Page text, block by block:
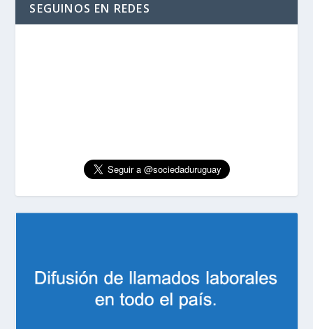
SEGUINOS EN REDES